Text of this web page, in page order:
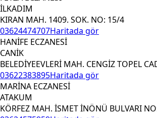
İLKADIM
KIRAN MAH. 1409. SOK. NO: 15/4
03624474707Haritada gör
HANİFE ECZANESİ
CANİK
BELEDİYEEVLERİ MAH. CENGİZ TOPEL
03622383895Haritada gör
MARİNA ECZANESİ
ATAKUM
KÖRFEZ MAH. İSMET İNÖNÜ BULVARI